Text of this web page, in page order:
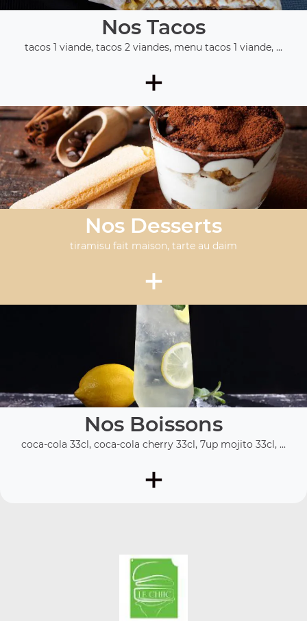
Nos Tacos
tacos 1 viande, tacos 2 viandes, menu tacos 1 viande, ...
+
Nos Desserts
tiramisu fait maison, tarte au daim
+
Nos Boissons
coca-cola 33cl, coca-cola cherry 33cl, 7up mojito 33cl, ...
+